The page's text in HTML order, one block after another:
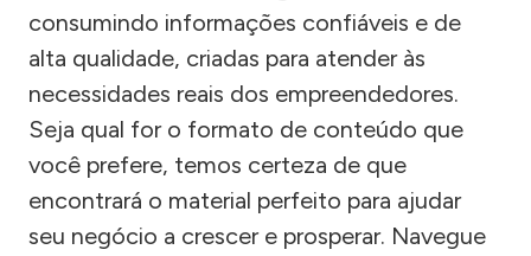
consumindo informações confiáveis e de
alta qualidade, criadas para atender às
necessidades reais dos empreendedores.
Seja qual for o formato de conteúdo que
você prefere, temos certeza de que
encontrará o material perfeito para ajudar
seu negócio a crescer e prosperar. Navegue